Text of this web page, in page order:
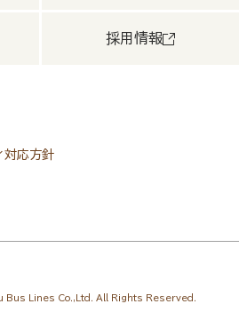
採用情報
対応方針
Bus Lines Co.,Ltd. All Rights Reserved.